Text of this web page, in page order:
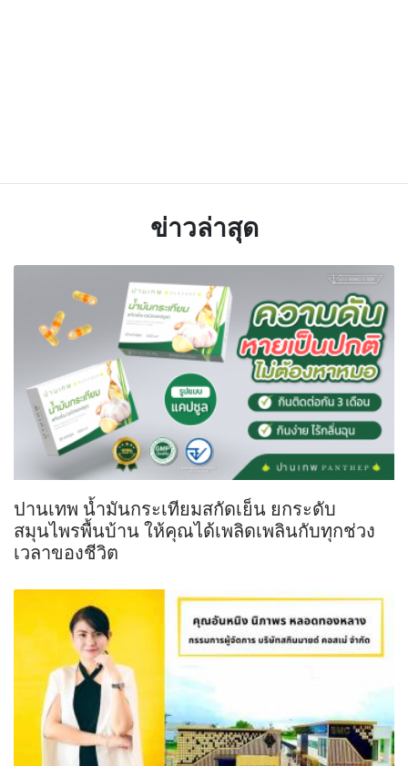
ข่าวล่าสุด
ปานเทพ น้ำมันกระเทียมสกัดเย็น ยกระดับ
สมุนไพรพื้นบ้าน ให้คุณได้เพลิดเพลินกับทุกช่วง
เวลาของชีวิต